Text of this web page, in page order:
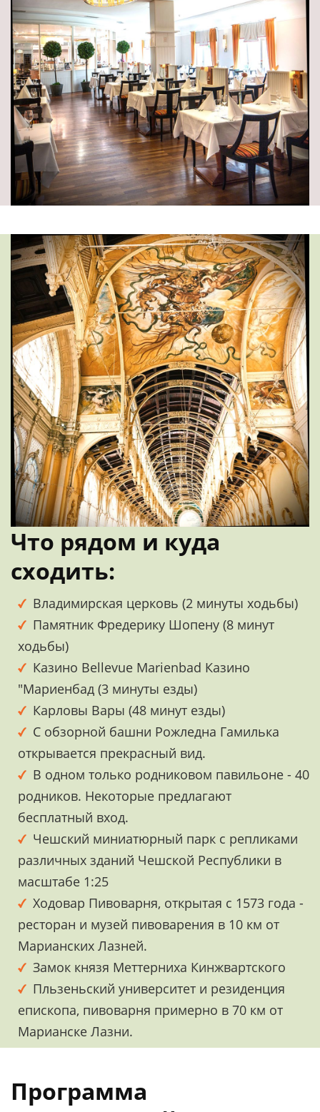
Что рядом и куда
сходить:
Владимирская церковь (2 минуты ходьбы)
Памятник Фредерику Шопену (8 минут
ходьбы)
Казино Bellevue Marienbad Казино
"Мариенбад (3 минуты езды)
Карловы Вары (48 минут езды)
С обзорной башни Рожледна Гамилька
открывается прекрасный вид.
В одном только родниковом павильоне - 40
родников. Некоторые предлагают
бесплатный вход.
Чешский миниатюрный парк с репликами
различных зданий Чешской Республики в
масштабе 1:25
Ходовар Пивоварня, открытая с 1573 года -
ресторан и музей пивоварения в 10 км от
Марианских Лазней.
Замок князя Меттерниха Кинжвартского
Пльзеньский университет и резиденция
епископа, пивоварня примерно в 70 км от
Марианске Лазни.
Программа